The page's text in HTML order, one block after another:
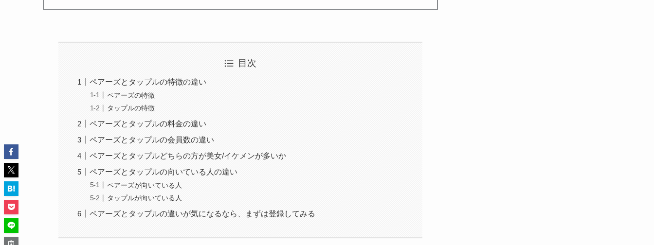
目次
ペアーズとタップルの特徴の違い
ペアーズの特徴
タップルの特徴
ペアーズとタップルの料金の違い
ペアーズとタップルの会員数の違い
ペアーズとタップルどちらの方が美女/イケメンが多いか
ペアーズとタップルの向いている人の違い
ペアーズが向いている人
タップルが向いている人
ペアーズとタップルの違いが気になるなら、まずは登録してみる